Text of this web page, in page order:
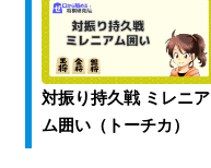
対振り持久戦 ミレニア
ム囲い（トーチカ）